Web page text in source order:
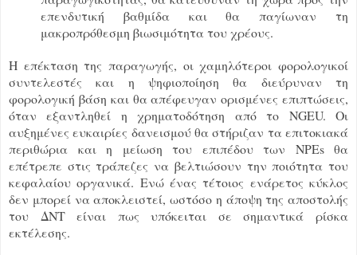
επενδυτική βαθμίδα και θα παγίωναν τη
μακροπρόθεσμη βιωσιμότητα του χρέους.
Η επέκταση της παραγωγής, οι χαμηλότεροι φορολογικοί
συντελεστές και η ψηφιοποίηση θα διεύρυναν τη
φορολογική βάση και θα απέφευγαν ορισμένες επιπτώσεις,
όταν εξαντληθεί η χρηματοδότηση από το NGEU. Οι
αυξημένες ευκαιρίες δανεισμού θα στήριζαν τα επιτοκιακά
περιθώρια και η μείωση του επιπέδου των NPEs θα
επέτρεπε στις τράπεζες να βελτιώσουν την ποιότητα του
κεφαλαίου οργανικά. Ενώ ένας τέτοιος ενάρετος κύκλος
δεν μπορεί να αποκλειστεί, ωστόσο η άποψη της αποστολής
του ΔΝΤ είναι πως υπόκειται σε σημαντικά ρίσκα
εκτέλεσης.